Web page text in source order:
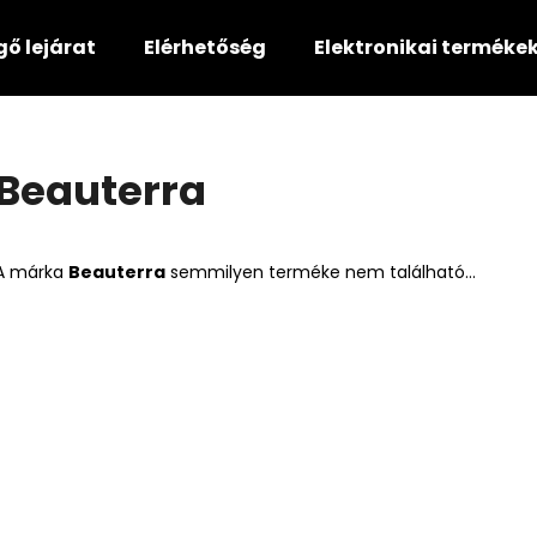
lejárat Elérhetőség Elektronikai
márka Beauterra semmilyen terméke nem található...